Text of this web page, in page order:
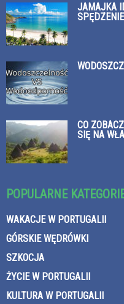
JAMAJKA
CO
SIĘ NA
POPULARNE
WAKACJE W PORTUGALII
GÓRSKIE WĘDRÓWKI
SZKOCJA
ŻYCIE W PORTUGALII
KULTURA W PORTUGALII